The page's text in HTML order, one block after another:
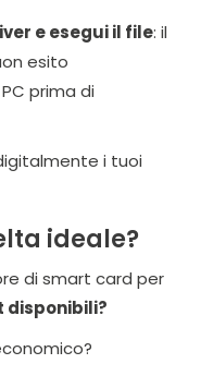
e esegui il file: il
esito
prima di
i tuoi
ideale?
di smart card per
disponibili?